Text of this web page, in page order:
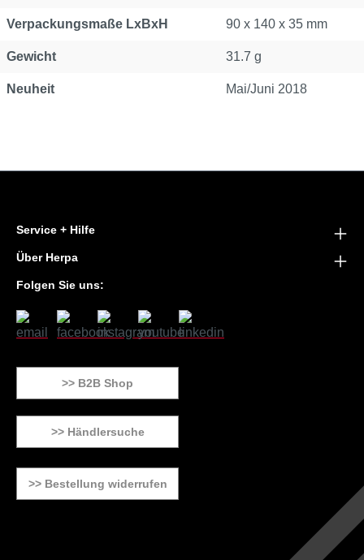
Verpackungsmaße LxBxH 90 x 140 x 35 mm
Gewicht 31.7 g
Neuheit Mai/Juni 2018
Service + Hilfe
Über Herpa
Folgen Sie uns:
>> B2B Shop
>> Händlersuche
>> Bestellung widerrufen